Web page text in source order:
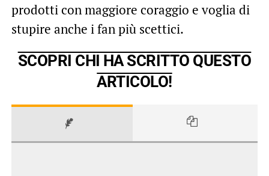
prodotti con maggiore coraggio e voglia di
stupire anche i fan più scettici.
SCOPRI CHI HA SCRITTO QUESTO
ARTICOLO!